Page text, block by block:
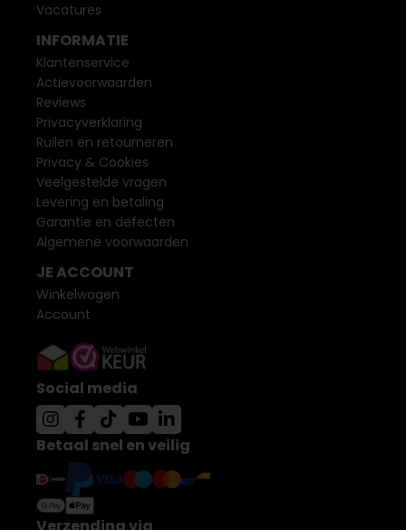
Vacatures
INFORMATIE
Klantenservice
Actievoorwaarden
Reviews
Privacyverklaring
Ruilen en retourneren
Privacy & Cookies
Veelgestelde vragen
Levering en betaling
Garantie en defecten
Algemene voorwaarden
JE ACCOUNT
Winkelwagen
Account
Social media
Betaal snel en veilig